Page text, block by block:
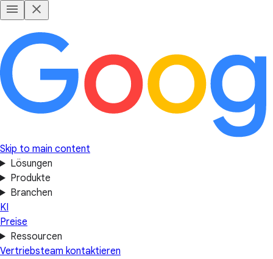
Skip to main content
Lösungen
Produkte
Branchen
KI
Preise
Ressourcen
Vertriebsteam kontaktieren